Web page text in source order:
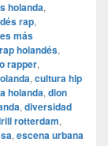
holanda,
rap,
más
holandés,
rapper,
, cultura hip
holanda, dion
, diversidad
rotterdam,
, escena urbana